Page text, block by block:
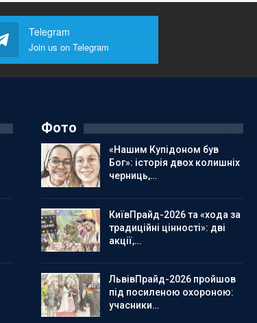
Telegram
Join us on Telegram
Фото
«Нашим Купідоном був
Бог»: історія двох колишніх
черниць,…
КиївПрайд-2026 та «хода за
традиційні цінності»: дві
акції,…
ЛьвівПрайд-2026 пройшов
під посиленою охороною:
учасники…